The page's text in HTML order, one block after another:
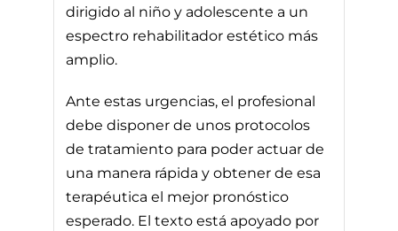
dirigido al niño y adolescente a un
espectro rehabilitador estético más
amplio.
Ante estas urgencias, el profesional
debe disponer de unos protocolos
de tratamiento para poder actuar de
una manera rápida y obtener de esa
terapéutica el mejor pronóstico
esperado. El texto está apoyado por